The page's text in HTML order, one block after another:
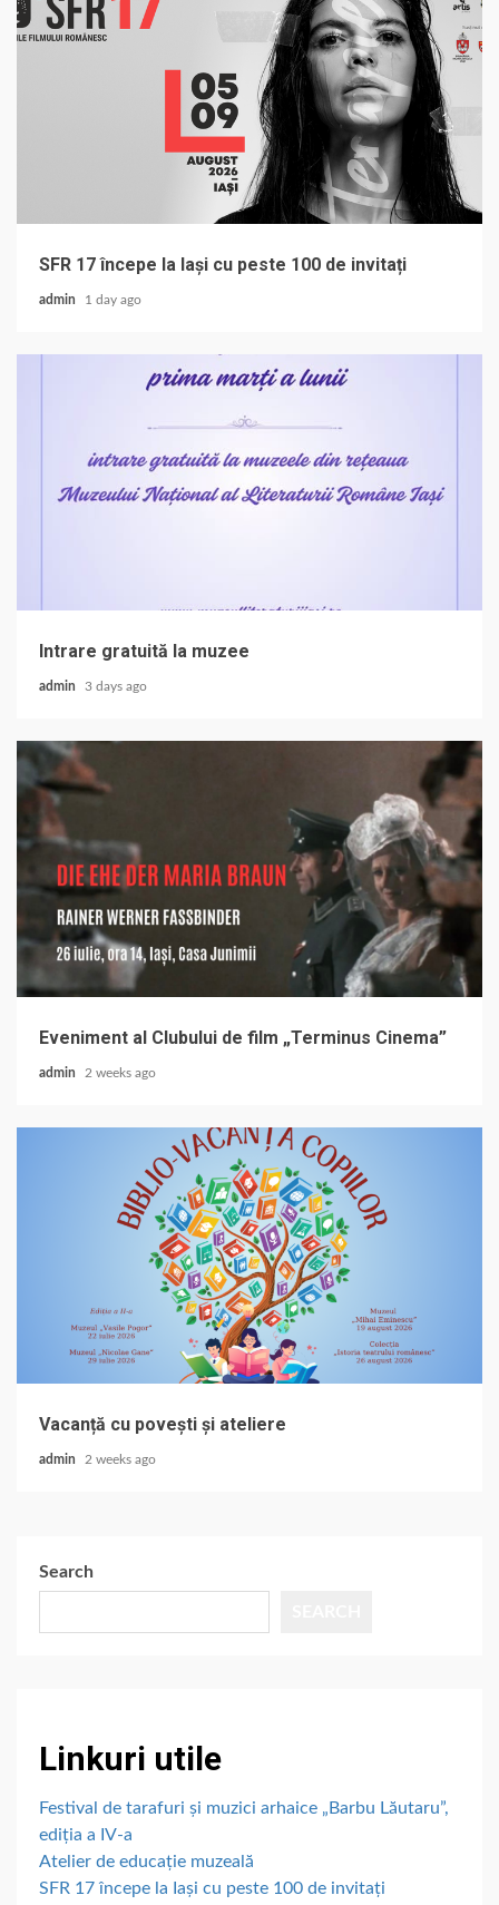
SFR 17 începe la Iași cu peste 100 de invitați
admin 1 day ago
Intrare gratuită la muzee
admin 3 days ago
Eveniment al Clubului de film „Terminus Cinema”
admin 2 weeks ago
Vacanță cu povești și ateliere
admin 2 weeks ago
Search
Linkuri utile
Festival de tarafuri și muzici arhaice „Barbu Lăutaru”,
ediția a IV-a
Atelier de educație muzeală
SFR 17 începe la Iași cu peste 100 de invitați